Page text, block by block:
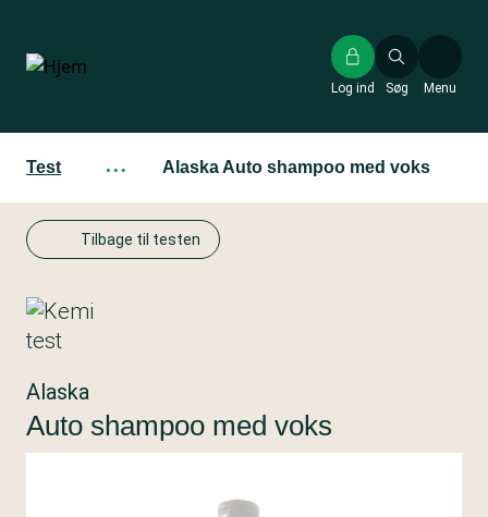
hovedindhold
Søg
Log ind Menu
Test ··· Alaska Auto shampoo med voks
Tilbage til testen
Alaska
Auto shampoo med voks